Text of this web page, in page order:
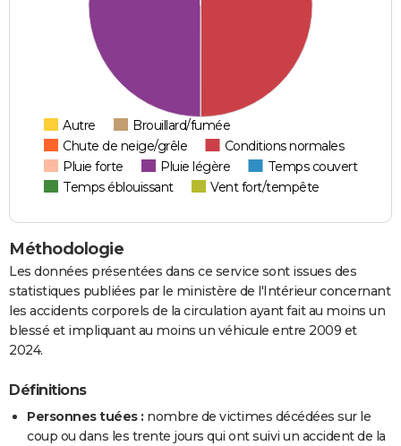
Autre
Brouillard/fumée
Chute de neige/grêle
Conditions normales
Pluie forte
Pluie légère
Temps couvert
Temps éblouissant
Vent fort/tempête
Méthodologie
Les données présentées dans ce service sont issues des
statistiques publiées par le ministère de l'Intérieur concernant
les accidents corporels de la circulation ayant fait au moins un
blessé et impliquant au moins un véhicule entre 2009 et
2024.
Définitions
Personnes tuées : nombre de victimes décédées sur le
coup ou dans les trente jours qui ont suivi un accident de la